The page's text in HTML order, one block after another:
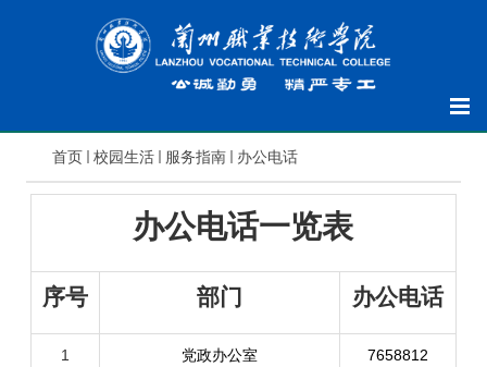
首页 校园生活 服务指南 办公电话
办公电话一览表
序号 部门 办公电话
1 党政办公室 7658812